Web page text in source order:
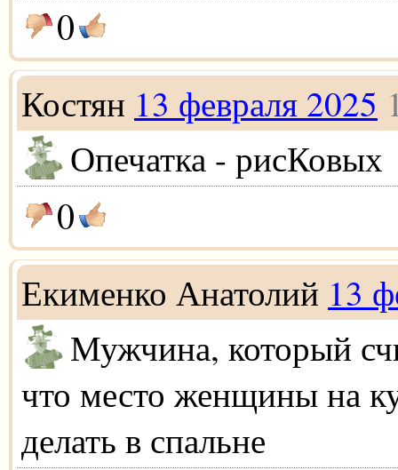
0
Костян 13 февраля 2025
Опечатка - рисКовых
0
Екименко Анатолий 13
Мужчина, который
что место женщины на
делать в спальне